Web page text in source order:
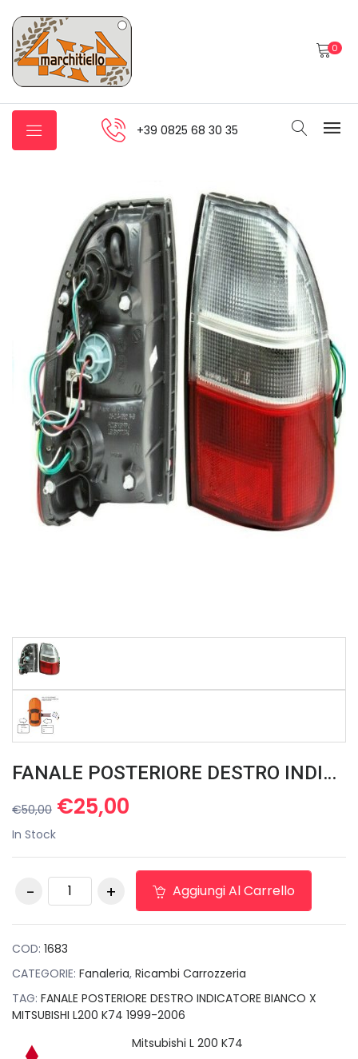
0
+39 0825 68 30 35
FANALE POSTERIORE DESTRO INDICATORE BIANCO X MITSUBISHI L200 K74 1999-2006
€50,00 Il
prezzo
€50,00.
€25,00
è:
€25,00.
In Stock
FANALE POSTERIORE
DESTRO INDICATORE
quantità
Aggiungi Al Carrello
COD: 1683
CATEGORIE: Fanaleria, Ricambi Carrozzeria
TAG: FANALE POSTERIORE DESTRO INDICATORE BIANCO X
MITSUBISHI L200 K74 1999-2006
Mitsubishi L 200 K74